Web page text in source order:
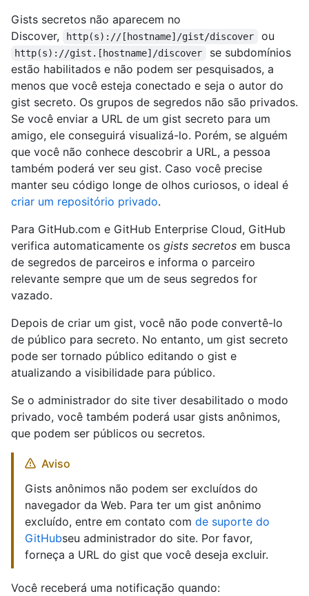
Gists secretos não aparecem no
Discover,
http(s)://[hostname]/gist/discover ou
http(s)://gist.[hostname]/discover
se subdomínios
estão habilitados e não podem ser pesquisados, a
menos que você esteja conectado e seja o autor do
gist secreto. Os grupos de segredos não são privados.
Se você enviar a URL de um gist secreto para um
amigo, ele conseguirá visualizá-lo. Porém, se alguém
que você não conhece descobrir a URL, a pessoa
também poderá ver seu gist. Caso você precise
manter seu código longe de olhos curiosos, o ideal é
criar um repositório privado.
Para GitHub.com e GitHub Enterprise Cloud, GitHub
verifica automaticamente os gists secretos em busca
de segredos de parceiros e informa o parceiro
relevante sempre que um de seus segredos for
vazado.
Depois de criar um gist, você não pode convertê-lo
de público para secreto. No entanto, um gist secreto
pode ser tornado público editando o gist e
atualizando a visibilidade para público.
Se o administrador do site tiver desabilitado o modo
privado, você também poderá usar gists anônimos,
que podem ser públicos ou secretos.
Aviso
Gists anônimos não podem ser excluídos do
navegador da Web. Para ter um gist anônimo
excluído, entre em contato com de suporte do
GitHubseu administrador do site. Por favor,
forneça a URL do gist que você deseja excluir.
Você receberá uma notificação quando: